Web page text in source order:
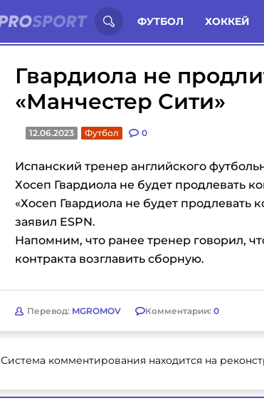
ФУТБОЛ ХОККЕЙ
Иностранцы о спорте России: Статьи
Гвардиола не
«Манчестер Сити»
12.06.2023 Футбол 0
Испанский тренер английского
Хосеп Гвардиола не будет продлевать
«Хосеп Гвардиола не будет продлевать
заявил ESPN.
Напомним, что ранее тренер говорил,
контракта возглавить сборную.
Перевод: MGROMOV Комментарии: 0
Система комментирования находится на